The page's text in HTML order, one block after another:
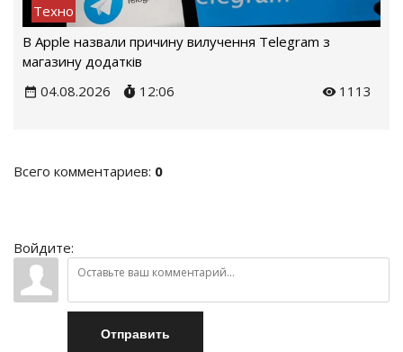
Техно
В Apple назвали причину вилучення Telegram з
магазину додатків
04.08.2026
12:06 1113
Всего комментариев: 0
Войдите:
Отправить